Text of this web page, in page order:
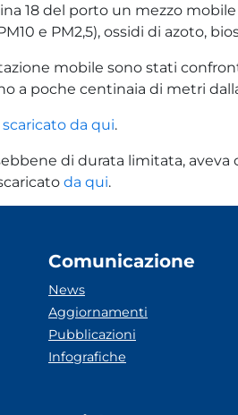
18 del porto un mezzo
e PM2,5), ossidi di azoto,
mobile sono stati
a poche centinaia di metri
da qui.
di durata limitata,
da qui.
Comunicazione
News
Aggiornamenti
Pubblicazioni
Infografiche